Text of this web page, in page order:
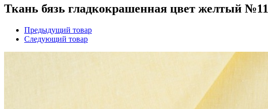
Ткань бязь гладкокрашенная цвет желтый №11
Предыдущий товар
Следующий товар